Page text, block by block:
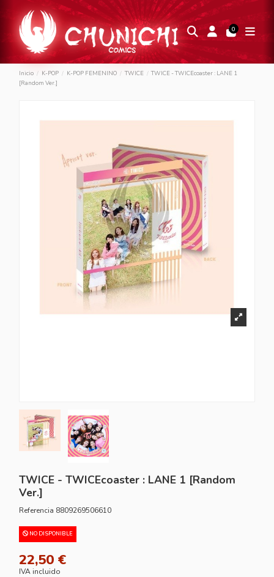
0
Inicio K-POP K-POP FEMENINO TWICE
TWICE - TWICEcoaster : LANE 1
[Random Ver.]
TWICE - TWICEcoaster : LANE 1 [Random
Ver.]
Referencia 8809269506610
NO DISPONIBLE
22,50 €
IVA incluido